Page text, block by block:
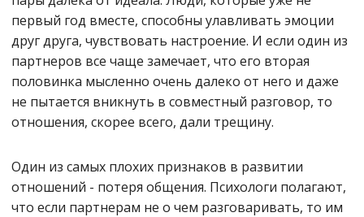
первый год вместе, способны улавливать эмоции
друг друга, чувствовать настроение. И если один из
партнеров все чаще замечает, что его вторая
половинка мысленно очень далеко от него и даже
не пытается вникнуть в совместный разговор, то
отношения, скорее всего, дали трещину.
Один из самых плохих признаков в развитии
отношений - потеря общения. Психологи полагают,
что если партнерам не о чем разговаривать, то им